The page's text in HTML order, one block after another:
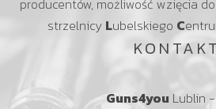
producentów, możliwość wzięcia
strzelnicy Lubelskiego C
KONTAKT
Guns4you Lublin